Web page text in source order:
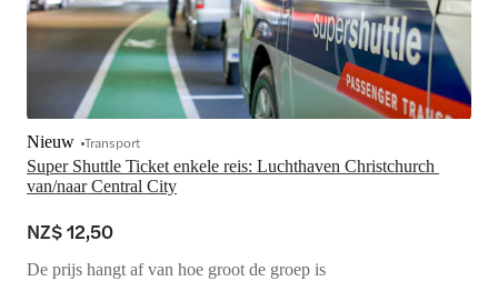
Super Shuttle Ticket enkele reis: Luchthaven Christchurch
van/naar Central City
Nieuw Transport
NZ$ 12,50
De prijs hangt af van hoe groot de groep is